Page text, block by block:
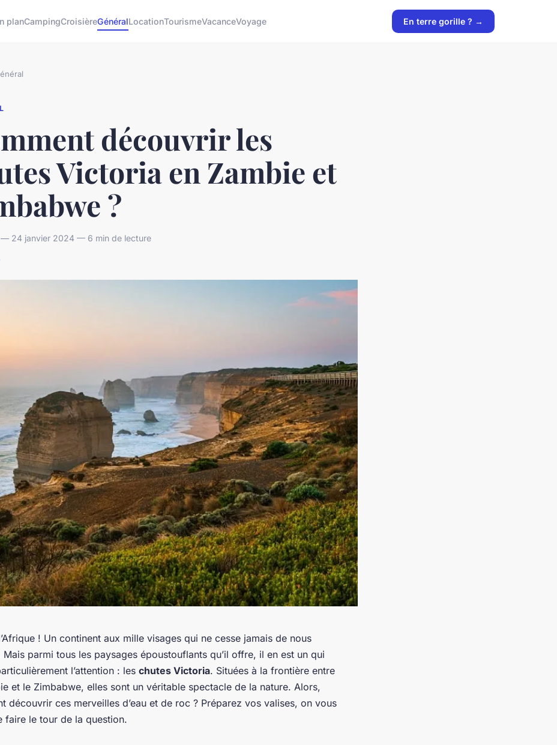
planCampingCroisièreGénéralLocationTourismeVacanceVoyage En terre gorille ? →
découvrir les
Victoria en Zambie et
?
24 janvier 2024 — 6 min de lecture
! Un continent aux mille visages qui ne cesse jamais de nous
Mais parmi tous les paysages époustouflants qu’il offre, il en est un qui
l’attention : les chutes Victoria. Situées à la frontière entre
et le Zimbabwe, elles sont un véritable spectacle de la nature. Alors,
découvrir ces merveilles d’eau et de roc ? Préparez vos valises, on vous
faire le tour de la question.